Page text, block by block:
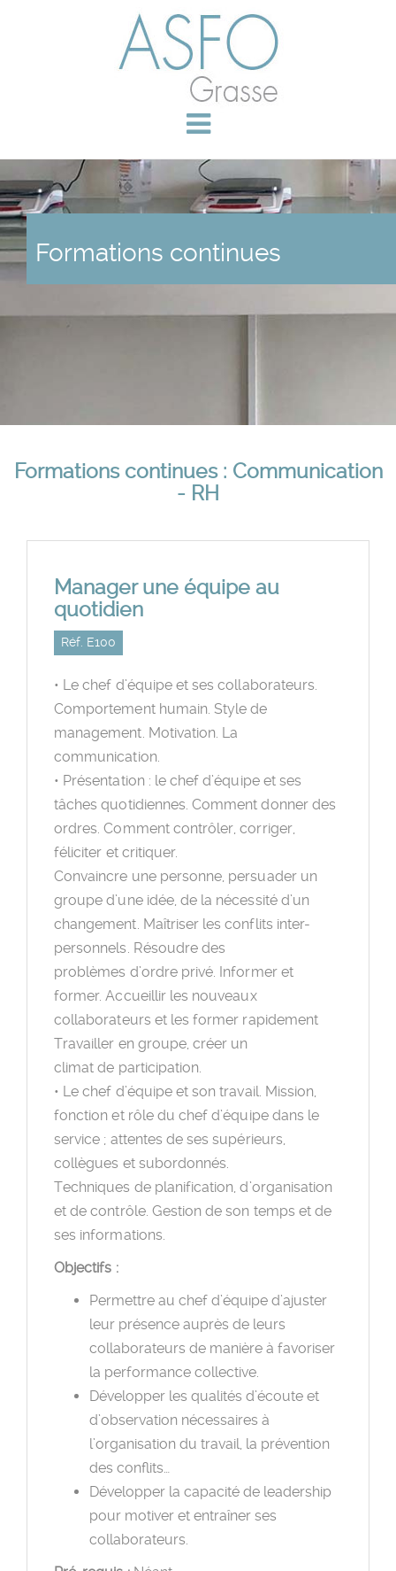
Formations continues
Formations continues : Communication
- RH
Manager une équipe au
quotidien
Réf. E100
• Le chef d’équipe et ses collaborateurs.
Comportement humain. Style de
management. Motivation. La
communication.
• Présentation : le chef d’équipe et ses
tâches quotidiennes. Comment donner des
ordres. Comment contrôler, corriger,
féliciter et critiquer.
Convaincre une personne, persuader un
groupe d’une idée, de la nécessité d’un
changement. Maîtriser les conflits inter-
personnels. Résoudre des
problèmes d’ordre privé. Informer et
former. Accueillir les nouveaux
collaborateurs et les former rapidement
Travailler en groupe, créer un
climat de participation.
• Le chef d’équipe et son travail. Mission,
fonction et rôle du chef d’équipe dans le
service ; attentes de ses supérieurs,
collègues et subordonnés.
Techniques de planification, d’organisation
et de contrôle. Gestion de son temps et de
ses informations.
Objectifs :
Permettre au chef d’équipe d’ajuster
leur présence auprès de leurs
collaborateurs de manière à favoriser
la performance collective.
Développer les qualités d’écoute et
d’observation nécessaires à
l’organisation du travail, la prévention
des conflits…
Développer la capacité de leadership
pour motiver et entraîner ses
collaborateurs.